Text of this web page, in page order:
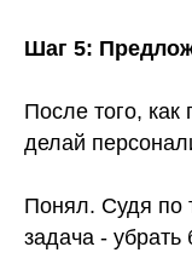
Шаг 5:
После того,
делай
Понял. Судя по
задача - убрать